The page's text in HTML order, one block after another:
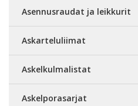
Asennusraudat ja leikkurit
Askarteluliimat
Askelkulmalistat
Askelporasarjat